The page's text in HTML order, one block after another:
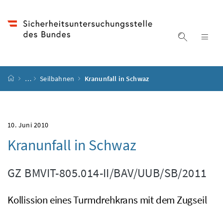
Suche
Startseite
… Seilbahnen Kranunfall in Schwaz
10. Juni 2010
Kranunfall in Schwaz
GZ BMVIT-805.014-II/BAV/UUB/SB/2011
Kollission eines Turmdrehkrans mit dem Zugseil